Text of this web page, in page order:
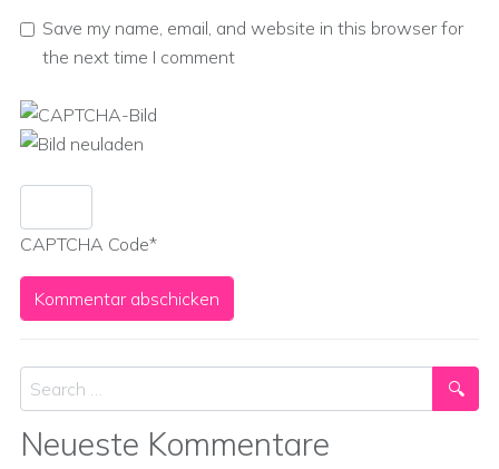
Save my name, email, and website in this browser for
the next time I comment
CAPTCHA Code*
Search
Neueste Kommentare